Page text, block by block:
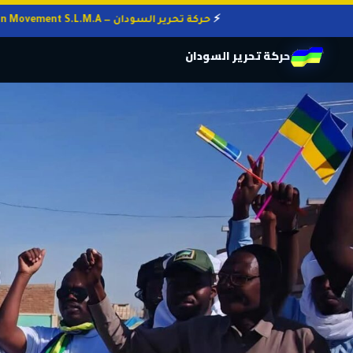
حركة تحرير السودان — Sudan Liberation Movement S.L.M.A
حركة تحرير السودان